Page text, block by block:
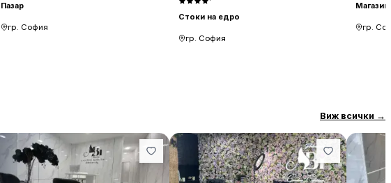
Пазар
гр. София
Стоки на едро
гр. София
Магазин
гр.
Виж всички →